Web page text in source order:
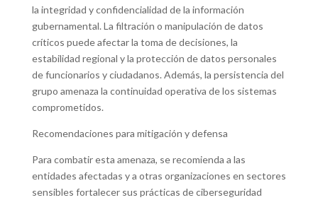
la integridad y confidencialidad de la información
gubernamental. La filtración o manipulación de datos
críticos puede afectar la toma de decisiones, la
estabilidad regional y la protección de datos personales
de funcionarios y ciudadanos. Además, la persistencia del
grupo amenaza la continuidad operativa de los sistemas
comprometidos.
Recomendaciones para mitigación y defensa
Para combatir esta amenaza, se recomienda a las
entidades afectadas y a otras organizaciones en sectores
sensibles fortalecer sus prácticas de ciberseguridad